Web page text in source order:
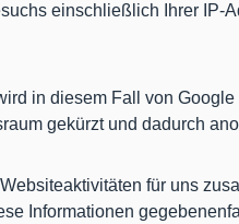
einschließlich Ihrer IP-
in diesem Fall von
gekürzt und dadurch
für uns
Informationen